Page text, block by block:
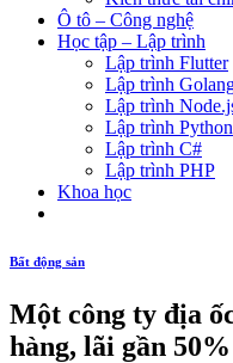
Ô tô – Công nghệ
Học tập – Lập trình
Lập trình Flutter
Lập trình
Lập trình
Lập trình Python
Lập trình C#
Lập trình PHP
Khoa học
Bất động sản
Một công ty địa
hàng, lãi gần